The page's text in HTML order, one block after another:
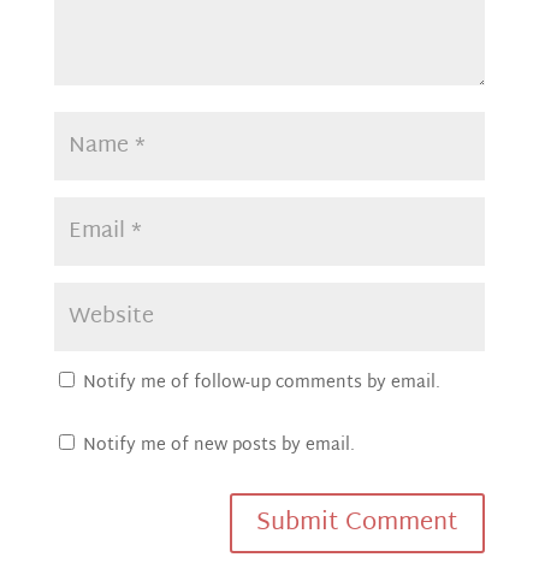
Notify me of follow-up comments by email.
Notify me of new posts by email.